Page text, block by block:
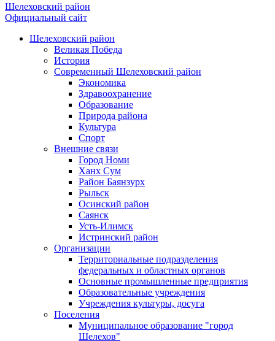
Шелеховский район
Официальный сайт
Шелеховский район
Великая Победа
История
Современный Шелеховский район
Экономика
Здравоохранение
Образование
Природа района
Культура
Спорт
Внешние связи
Город Номи
Ханх Сум
Район Баянзурх
Рыльск
Осинский район
Саянск
Усть-Илимск
Истринский район
Организации
Территориальные подразделения
федеральных и областных органов
Основные промышленные предприятия
Образовательные учреждения
Учреждения культуры, досуга
Поселения
Муниципальное образование "город
Шелехов"